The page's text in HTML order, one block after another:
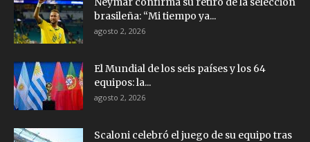
brasileña: “Mi tiempo ya...
agosto 2, 2026
El Mundial de los seis países y los 64
equipos: la...
agosto 2, 2026
Scaloni celebró el juego de su equipo tras